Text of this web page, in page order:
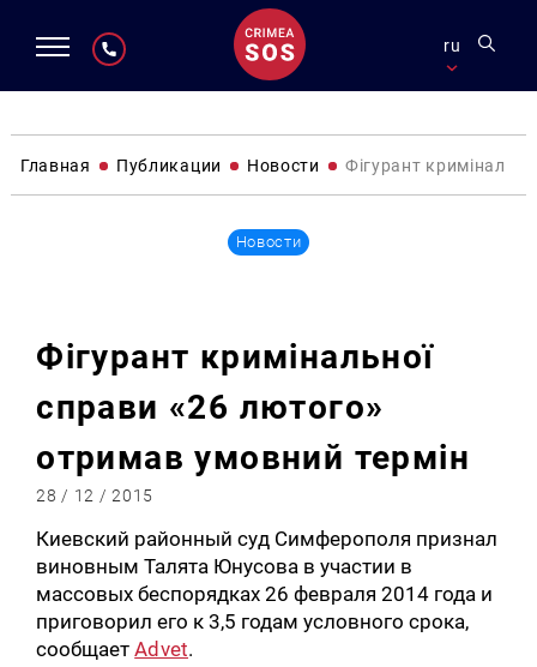
ru
Главная Публикации Новости Фігурант
Новости
Фігурант кримінальної
справи «26 лютого»
отримав умовний термін
28 / 12 / 2015
Киевский районный суд Симферополя признал
виновным Талята Юнусова в участии в
массовых беспорядках 26 февраля 2014 года и
приговорил его к 3,5 годам условного срока,
сообщаетAdvet.